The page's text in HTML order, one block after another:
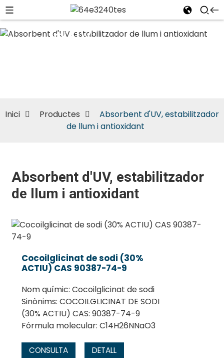
Absorbent
d'UV,
antioxidant
Inici Productes
Absorbent d'UV, estabilitzador
de llum i antioxidant
Absorbent d'UV, estabilitzador
de llum i antioxidant
Cocoilglicinat de sodi (30%
ACTIU) CAS 90387-74-9
Nom químic: Cocoilglicinat de sodi
Sinònims: COCOILGLICINAT DE SODI
(30% ACTIU) CAS: 90387-74-9
Fórmula molecular: C14H26NNaO3
CONSULTA DETALL